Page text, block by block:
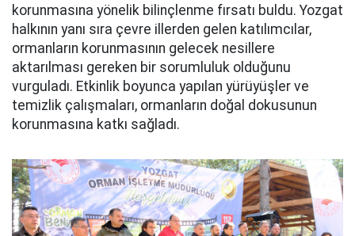
korunmasına yönelik bilinçlenme fırsatı buldu. Yozgat
halkının yanı sıra çevre illerden gelen katılımcılar,
ormanların korunmasının gelecek nesillere
aktarılması gereken bir sorumluluk olduğunu
vurguladı. Etkinlik boyunca yapılan yürüyüşler ve
temizlik çalışmaları, ormanların doğal dokusunun
korunmasına katkı sağladı.